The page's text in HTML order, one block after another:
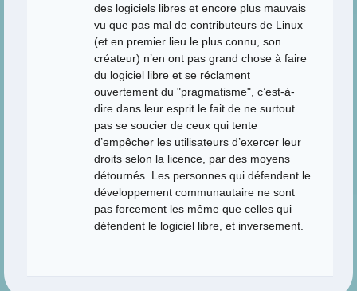
des logiciels libres et encore plus mauvais
vu que pas mal de contributeurs de Linux
(et en premier lieu le plus connu, son
créateur) n’en ont pas grand chose à faire
du logiciel libre et se réclament
ouvertement du "pragmatisme", c’est-à-
dire dans leur esprit le fait de ne surtout
pas se soucier de ceux qui tente
d’empêcher les utilisateurs d’exercer leur
droits selon la licence, par des moyens
détournés. Les personnes qui défendent le
développement communautaire ne sont
pas forcement les même que celles qui
défendent le logiciel libre, et inversement.